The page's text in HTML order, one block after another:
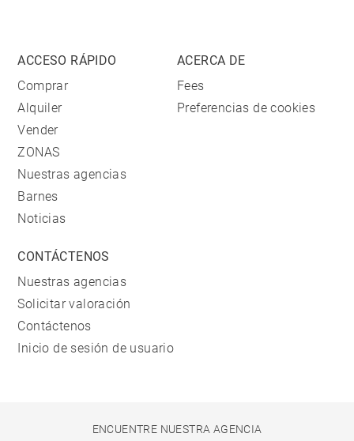
ACCESO RÁPIDO
Comprar
Alquiler
Vender
ZONAS
Nuestras agencias
Barnes
Noticias
ACERCA DE
Fees
Preferencias de cookies
CONTÁCTENOS
Nuestras agencias
Solicitar valoración
Contáctenos
Inicio de sesión de usuario
ENCUENTRE NUESTRA AGENCIA